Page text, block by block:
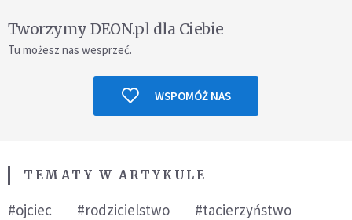
Tworzymy DEON.pl dla Ciebie
Tu możesz nas wesprzeć.
WSPOMÓŻ NAS
TEMATY W ARTYKULE
#ojciec #rodzicielstwo
#tacierzyństwo